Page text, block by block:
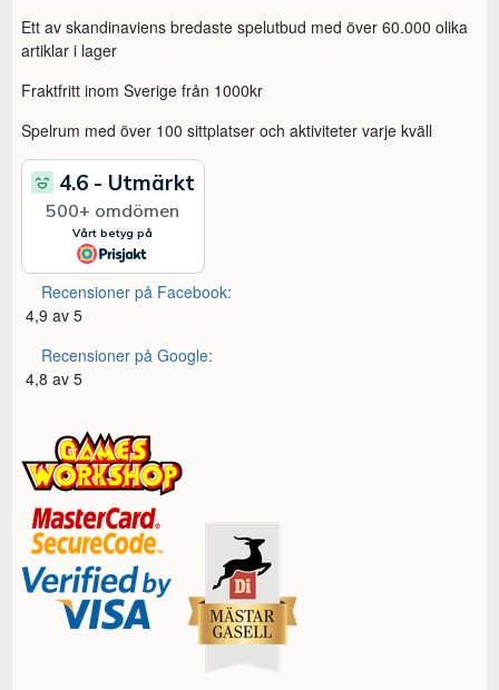
Ett av skandinaviens bredaste spelutbud med över 60.000 olika
artiklar i lager
Fraktfritt inom Sverige från 1000kr
Spelrum med över 100 sittplatser och aktiviteter varje kväll
Recensioner på Facebook:
4,9 av 5
Recensioner på Google:
4,8 av 5